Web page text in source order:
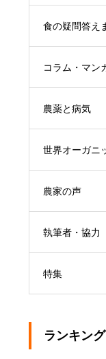
食の疑問答え
コラム・マン
農薬と病気
世界オーガニ
農家の声
執筆者・協力
特集
ランキング